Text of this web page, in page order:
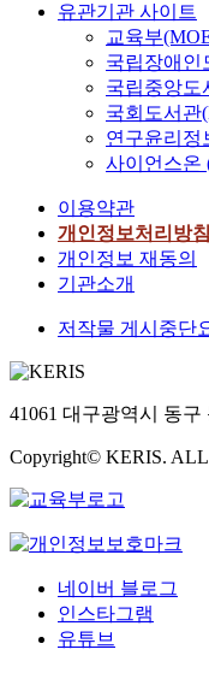
유관기관 사이트
교육부
국립장애인
국립중앙도
국회도서관
연구윤리정
사이언스온
이용약관
개인정보처리방침
개인정보 재동의
기관소개
저작물 게시중단
41061 대구광역시 동구
Copyright© KERIS.
네이버 블로그
인스타그램
유튜브